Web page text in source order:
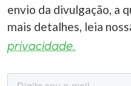
envio da divulgação, a
mais detalhes, leia
privacidade.